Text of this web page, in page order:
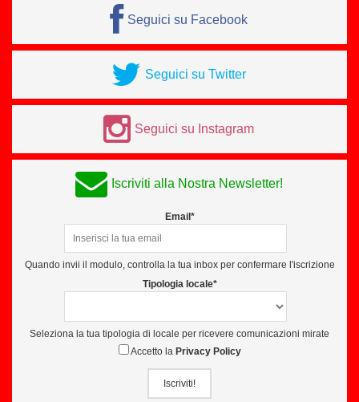
Seguici su Facebook
Seguici su Twitter
Seguici su Instagram
Iscriviti alla Nostra Newsletter!
Email*
Quando invii il modulo, controlla la tua inbox per confermare l'iscrizione
Tipologia locale*
Seleziona la tua tipologia di locale per ricevere comunicazioni mirate
Accetto la Privacy Policy
Iscriviti!